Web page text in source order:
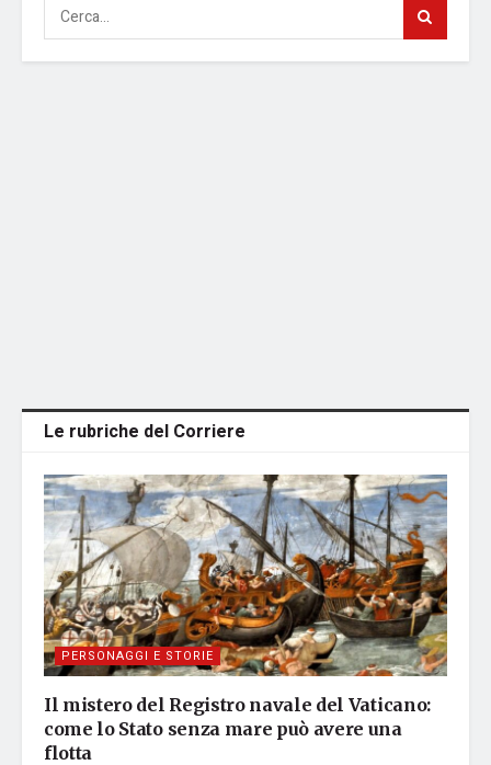
Le rubriche del Corriere
PERSONAGGI E STORIE
Il mistero del Registro navale del Vaticano:
come lo Stato senza mare può avere una
flotta